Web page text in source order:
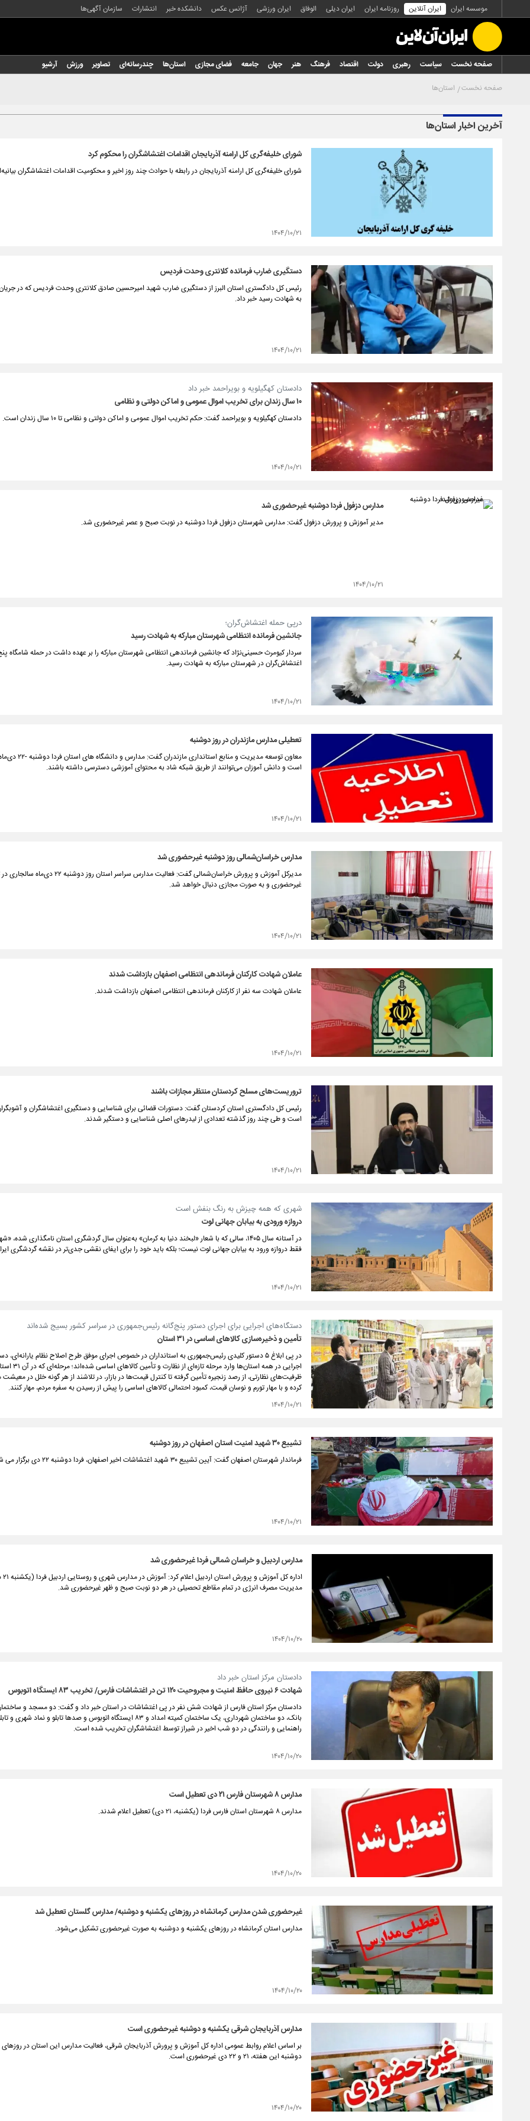
موسسه ایران ایران آنلاین روزنامه ایران ایران دیلی الوفاق ایران ورزشی آژانس عکس دانشکده خبر انتشارات سازمان آگهی‌ها
صفحه نخست سیاست رهبری دولت اقتصاد فرهنگ هنر جهان جامعه فضای مجازی استان‌ها چندرسانه‌ای تصاویر ورزش آرشیو
صفحه نخست استان‌ها
آخرین اخبار استان‌ها
شورای خلیفه‌گری کل ارامنه آذربایجان اقدامات اغتشاشگران را محکوم کرد
شورای خلیفه‌گری کل ارامنه آذربایجان در رابطه با حوادث چند روز اخیر و محکومیت اقدامات اغتشاشگران
۱۴۰۴/۱۰/۲۱
دستگیری ضارب فرمانده کلانتری وحدت فردیس
رئیس کل دادگستری استان البرز از دستگیری ضارب شهید امیرحسین صادق کلانتری وحدت فردیس که در
به شهادت رسید خبر داد.
۱۴۰۴/۱۰/۲۱
دادستان کهگیلویه و بویراحمد خبر داد
۱۰ سال زندان برای تخریب اموال عمومی و اماکن دولتی و نظامی ‌
دادستان کهگیلویه و بویراحمد گفت: حکم تخریب اموال عمومی و اماکن دولتی و نظامی ‌تا ۱۰ سال زندان است.
۱۴۰۴/۱۰/۲۱
مدارس دزفول فردا دوشنبه غیرحضوری شد
مدیر آموزش و پرورش دزفول گفت: مدارس شهرستان دزفول فردا دوشنبه در نوبت صبح و عصر غیرحضوری شد.
۱۴۰۴/۱۰/۲۱
درپی حمله اغتشاش‌گران؛
جانشین فرمانده انتظامی شهرستان مبارکه به شهادت رسید
اغتشاش‌گران در شهرستان مبارکه به شهادت رسید.
۱۴۰۴/۱۰/۲۱
تعطیلی مدارس مازندران در روز دوشنبه
معاون توسعه مدیریت و منابع استانداری
است و دانش آموزان می‌توانند از طریق شبکه شاد به محتوای آموزشی دسترسی داشته باشند.
۱۴۰۴/۱۰/۲۱
مدارس خراسان‌شمالی روز دوشنبه غیرحضوری شد
مدیرکل آموزش و پرورش خراسان‌شمالی گفت: فعالیت مدارس سراسر
غیرحضوری و به صورت مجازی دنبال خواهد شد.
۱۴۰۴/۱۰/۲۱
عاملان شهادت کارکنان فرماندهی انتظامی اصفهان بازداشت شدند
عاملان شهادت سه نفر از کارکنان فرماندهی انتظامی اصفهان بازداشت شدند.
۱۴۰۴/۱۰/۲۱
تروریست‌های مسلح کردستان منتظر مجازات باشند
رئیس کل دادگستری استان کردستان گفت: دستورات قضائی برای شناسایی و دستگیری اغتشاشگران و
است و طی چند روز گذشته تعدادی از لیدر‌های اصلی شناسایی و دستگیر شدند.
۱۴۰۴/۱۰/۲۱
شهری که همه چیزش به رنگ بنفش است
دروازه ورودی به بیابان جهانی لوت
در آستانه سال ۱۴۰۵، سالی که با شعار «لبخند دنیا به کرمان» به‌عنوان سال گردشگری استان نامگذاری شده،
فقط دروازه ورود به بیابان جهانی لوت نیست؛ بلکه باید خود را برای ایفای نقشی جدی‌تر در نقشه گردشگری
۱۴۰۴/۱۰/۲۱
دستگاه‌های اجرایی برای اجرای دستور پنج‌گانه رئیس‌جمهوری در سراسر کشور بسیج شده‌اند
تأمین و ذخیره‌سازی کالاهای اساسی در ۳۱ استان
در پی ابلاغ ۵ دستور کلیدی رئیس‌جمهوری به استانداران در خصوص اجرای موفق طرح اصلاح نظام یارانه‌ای،
اجرایی در همه استان‌ها وارد
ظرفیت‌های نظارتی، از رصد زنجیره تأمین گرفته تا کنترل قیمت‌ها در بازار، در تلاشند از هر گونه خلل در معیشت
کرده و با مهار تورم و نوسان قیمت، کمبود احتمالی کالاهای اساسی را پیش از رسیدن به سفره مردم، مهار کنند.
۱۴۰۴/۱۰/۲۱
تشییع ۳۰ شهید امنیت استان اصفهان در روز دوشنبه
فرماندار شهرستان اصفهان گفت: آیین تشییع ۳۰ شهید اغتشاشات اخیر اصفهان، فردا دوشنبه ۲۲ دی برگزار می شود.
۱۴۰۴/۱۰/۲۱
مدارس اردبیل و خراسان شمالی فردا غیرحضوری شد
مدیریت مصرف انرژی در تمام مقاطع تحصیلی در هر دو نوبت صبح و ظهر غیرحضوری شد.
۱۴۰۴/۱۰/۲۰
دادستان مرکز استان خبر داد
شهادت ۶ نیروی حافظ امنیت و مجروحیت ۱۲۰ تن در اغتشاشات فارس/ تخریب ۸۳ ایستگاه اتوبوس
دادستان مرکز استان فارس از شهادت شش نفر در پی اغتشاشات در استان خبر داد و گفت: دو مسجد و
بانک، دو ساختمان شهرداری، یک ساختمان کمیته امداد و ۸۳ ایستگاه اتوبوس و صدها تابلو و نماد
راهنمایی و رانندگی در دو شب اخیر در شیراز توسط اغتشاشگران تخریب شده است.
۱۴۰۴/۱۰/۲۰
مدارس ۸ شهرستان فارس ۲۱ دی تعطیل است
مدارس ۸ شهرستان استان فارس فردا (یکشنبه، ۲۱ دی) تعطیل اعلام شدند.
۱۴۰۴/۱۰/۲۰
غیرحضوری شدن مدارس کرمانشاه در روزهای یکشنبه و دوشنبه/ مدارس گلستان تعطیل شد
مدارس استان کرمانشاه در روزهای یکشنبه و دوشنبه به صورت غیرحضوری تشکیل می‌شود.
۱۴۰۴/۱۰/۲۰
مدارس آذربایجان شرقی یکشنبه و دوشنبه غیرحضوری است
بر اساس اعلام روابط عمومی اداره کل آموزش و پرورش آذربایجان شرقی، فعالیت مدارس این استان در
دوشنبه این هفته، ۲۱ و ۲۲ دی غیرحضوری است.
۱۴۰۴/۱۰/۲۰